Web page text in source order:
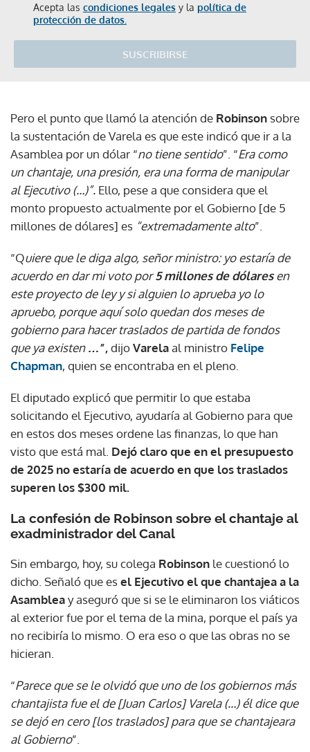
Acepta las condiciones legales y la política de
protección de datos.
SUSCRIBIRSE
Pero el punto que llamó la atención de Robinson sobre
la sustentación de Varela es que este indicó que ir a la
Asamblea por un dólar “no tiene sentido”. “Era como
un chantaje, una presión, era una forma de manipular
al Ejecutivo (…)”. Ello, pese a que considera que el
monto propuesto actualmente por el Gobierno [de 5
millones de dólares] es “extremadamente alto”.
“Quiere que le diga algo, señor ministro: yo estaría de
acuerdo en dar mi voto por5 millones de dólaresen
este proyecto de ley y si alguien lo aprueba yo lo
apruebo, porque aquí solo quedan dos meses de
gobierno para hacer traslados de partida de fondos
que ya existen…”,dijoVarelaal ministro Felipe
Chapman, quien se encontraba en el pleno.
El diputado explicó que permitir lo que estaba
solicitando el Ejecutivo, ayudaría al Gobierno para que
en estos dos meses ordene las finanzas, lo que han
visto que está mal. Dejó claro que en el presupuesto
de 2025 no estaría de acuerdo en que los traslados
superen los $300 mil.
La confesión de Robinson sobre el chantaje al
exadministrador del Canal
Sin embargo, hoy, su colega Robinson le cuestionó lo
dicho. Señaló que esel Ejecutivo el que chantajea a la
Asambleay aseguró que si se le eliminaron los viáticos
al exterior fue por el tema de la mina, porque el país ya
no recibiría lo mismo. O era eso o que las obras no se
hicieran.
“Parece que se le olvidó que uno de los gobiernos más
chantajista fue el de [Juan Carlos] Varela (…) él dice que
se dejó en cero [los traslados] para que se chantajeara
al Gobierno”.